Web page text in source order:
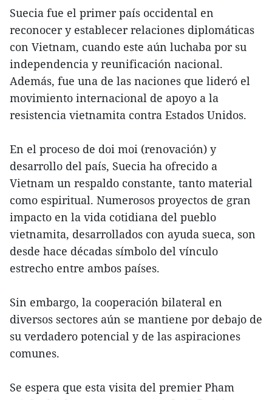
Suecia fue el primer país occidental en
reconocer y establecer relaciones diplomáticas
con Vietnam, cuando este aún luchaba por su
independencia y reunificación nacional.
Además, fue una de las naciones que lideró el
movimiento internacional de apoyo a la
resistencia vietnamita contra Estados Unidos.
En el proceso de doi moi (renovación) y
desarrollo del país, Suecia ha ofrecido a
Vietnam un respaldo constante, tanto material
como espiritual. Numerosos proyectos de gran
impacto en la vida cotidiana del pueblo
vietnamita, desarrollados con ayuda sueca, son
desde hace décadas símbolo del vínculo
estrecho entre ambos países.
Sin embargo, la cooperación bilateral en
diversos sectores aún se mantiene por debajo de
su verdadero potencial y de las aspiraciones
comunes.
Se espera que esta visita del premier Pham